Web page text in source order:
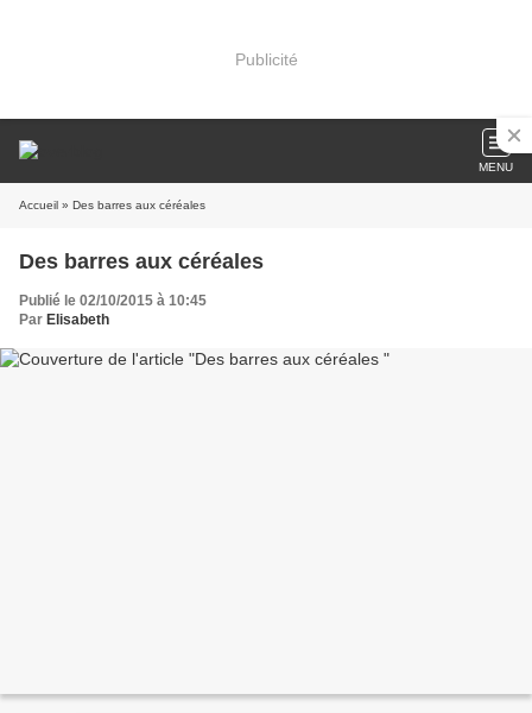
Publicité
MENU
Accueil » Des barres aux céréales
Des barres aux céréales
Publié le 02/10/2015 à 10:45
Par Elisabeth